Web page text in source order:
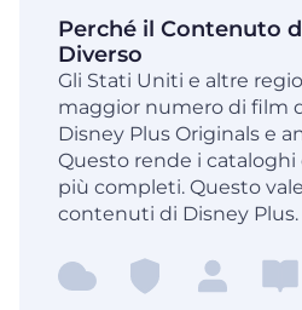
Perché il Contenuto
Diverso
Gli Stati Uniti e altre
maggior numero di film
Disney Plus Originals e
Questo rende i cataloghi
più completi. Questo
contenuti di Disney Plus.